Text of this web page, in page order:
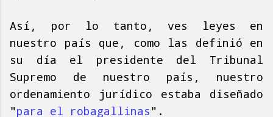
Así, por lo tanto, ves leyes en
nuestro país que, como las definió en
su día el presidente del Tribunal
Supremo de nuestro país, nuestro
ordenamiento jurídico estaba diseñado
"para el robagallinas".